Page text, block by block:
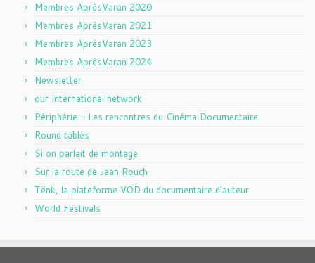
Membres AprèsVaran 2020
Membres AprèsVaran 2021
Membres AprèsVaran 2023
Membres AprèsVaran 2024
Newsletter
our International network
Périphérie – Les rencontres du Cinéma Documentaire
Round tables
Si on parlait de montage
Sur la route de Jean Rouch
Tënk, la plateforme VOD du documentaire d'auteur
World Festivals